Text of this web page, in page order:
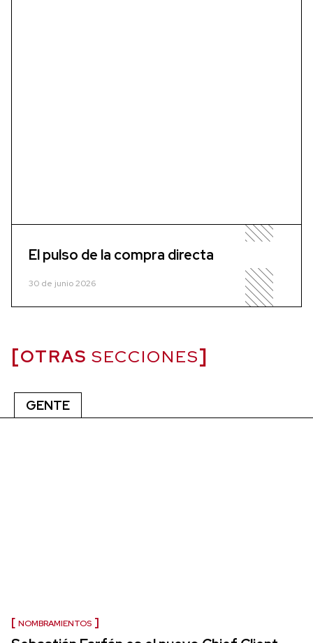
El pulso de la compra directa
30 de junio 2026
OTRAS SECCIONES
GENTE
NOMBRAMIENTOS